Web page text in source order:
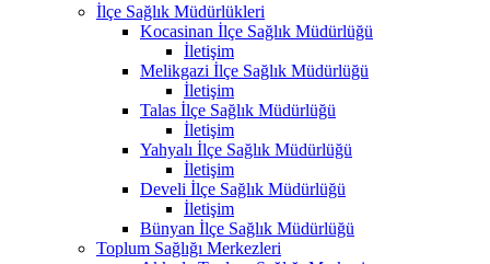
İlçe Sağlık Müdürlükleri
Kocasinan İlçe Sağlık Müdürlüğü
İletişim
Melikgazi İlçe Sağlık Müdürlüğü
İletişim
Talas İlçe Sağlık Müdürlüğü
İletişim
Yahyalı İlçe Sağlık Müdürlüğü
İletişim
Develi İlçe Sağlık Müdürlüğü
İletişim
Bünyan İlçe Sağlık Müdürlüğü
Toplum Sağlığı Merkezleri